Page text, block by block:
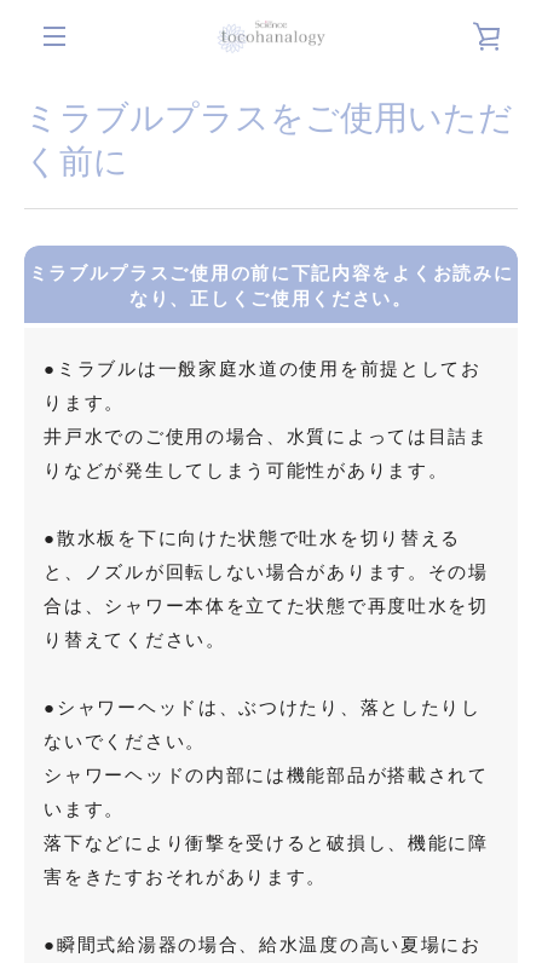
ニ
ー
も
一
見
ミラブルプラスをご使用いただ
く前に
ミラブルプラスご使用の前に下記内容をよくお読みに
なり、正しくご使用ください。
●ミラブルは一般家庭水道の使用を前提としてお
ります。
井戸水でのご使用の場合、水質によっては目詰ま
りなどが発生してしまう可能性があります。
●散水板を下に向けた状態で吐水を切り替える
と、ノズルが回転しない場合があります。その場
合は、シャワー本体を立てた状態で再度吐水を切
り替えてください。
●シャワーヘッドは、ぶつけたり、落としたりし
ないでください。
シャワーヘッドの内部には機能部品が搭載されて
います。
落下などにより衝撃を受けると破損し、機能に障
害をきたすおそれがあります。
●瞬間式給湯器の場合、給水温度の高い夏場にお